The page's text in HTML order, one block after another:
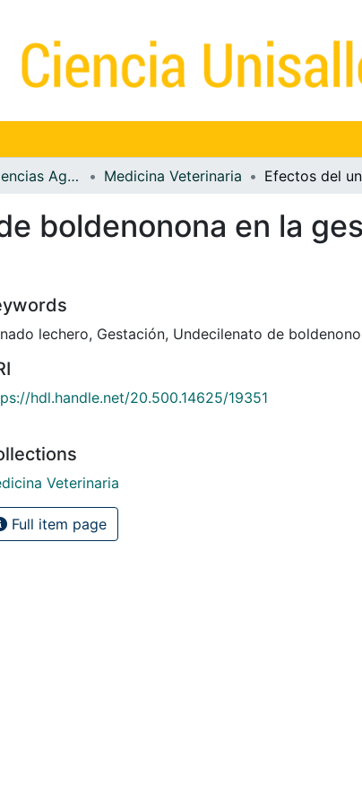
Facultad de Ciencias Agropecuarias Medicina Veterinaria
boldenonona en la
lechero, Gestación, Undecilenato de
hdl.handle.net/20.500.14625/19351
Veterinaria
Full item page